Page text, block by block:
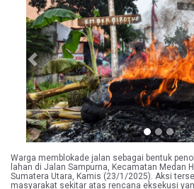
Previous
Warga memblokade jalan sebagai bentuk
lahan di Jalan Sampurna, Kecamatan Medan
Sumatera Utara, Kamis (23/1/2025). Aksi
masyarakat sekitar atas rencana eksekusi